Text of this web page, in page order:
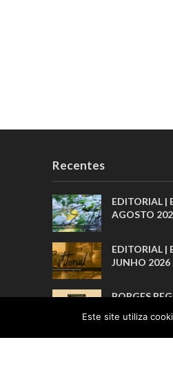
Recentes
EDITORIAL |
AGOSTO
EDITORIAL |
JUNHO 2026
BORGES
BREVE DOS
Este site utiliza